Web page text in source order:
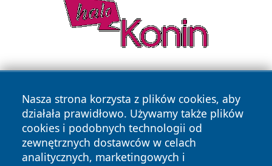
Nasza strona korzysta z plików cookies, aby
działała prawidłowo. Używamy także plików
cookies i podobnych technologii od
zewnętrznych dostawców w celach
analitycznych, marketingowych i
Copyright © 2026 raciborski24.pl Wszystkie prawa
zastrzeżone.